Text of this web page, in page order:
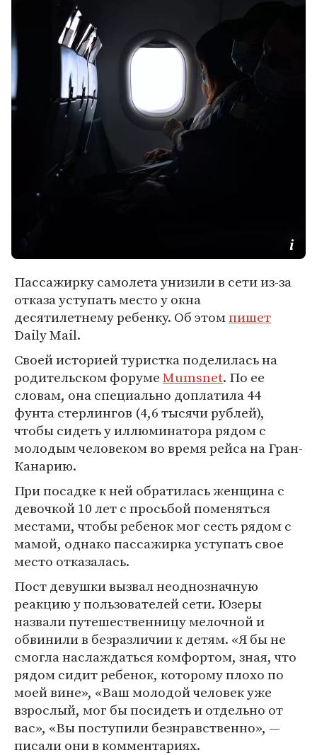
Пассажирку самолета унизили в сети из-за
отказа уступать место у окна
десятилетнему ребенку. Об этомпишет
Daily Mail.
Своей историей туристка поделилась на
родительском форумеMumsnet. По ее
словам, она специально доплатила 44
фунта стерлингов (4,6 тысячи рублей),
чтобы сидеть у иллюминатора рядом с
молодым человеком во время рейса на Гран-
Канарию.
При посадке к ней обратилась женщина с
девочкой 10 лет с просьбой поменяться
местами, чтобы ребенок мог сесть рядом с
мамой, однако пассажирка уступать свое
место отказалась.
Пост девушки вызвал неоднозначную
реакцию у пользователей сети. Юзеры
назвали путешественницу мелочной и
обвинили в безразличии к детям. «Я бы не
смогла наслаждаться комфортом, зная, что
рядом сидит ребенок, которому плохо по
моей вине», «Ваш молодой человек уже
взрослый, мог бы посидеть и отдельно от
вас», «Вы поступили безнравственно», —
писали они в комментариях.